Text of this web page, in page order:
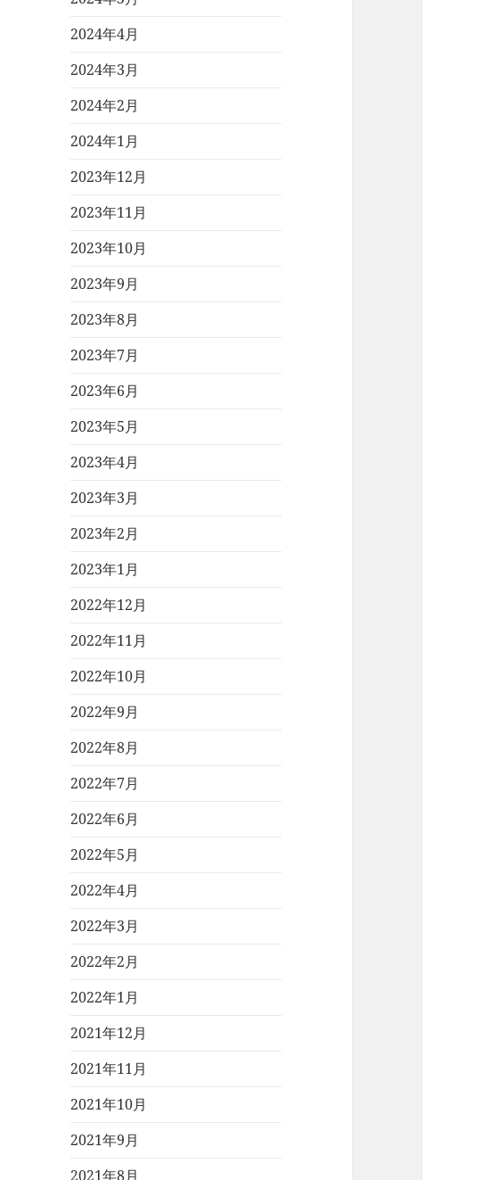
2024年4月
2024年3月
2024年2月
2024年1月
2023年12月
2023年11月
2023年10月
2023年9月
2023年8月
2023年7月
2023年6月
2023年5月
2023年4月
2023年3月
2023年2月
2023年1月
2022年12月
2022年11月
2022年10月
2022年9月
2022年8月
2022年7月
2022年6月
2022年5月
2022年4月
2022年3月
2022年2月
2022年1月
2021年12月
2021年11月
2021年10月
2021年9月
2021年8月